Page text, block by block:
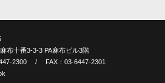
麻布十番3-3-3 PA麻布ビル3階
2300/ FAX：03-6447-2301